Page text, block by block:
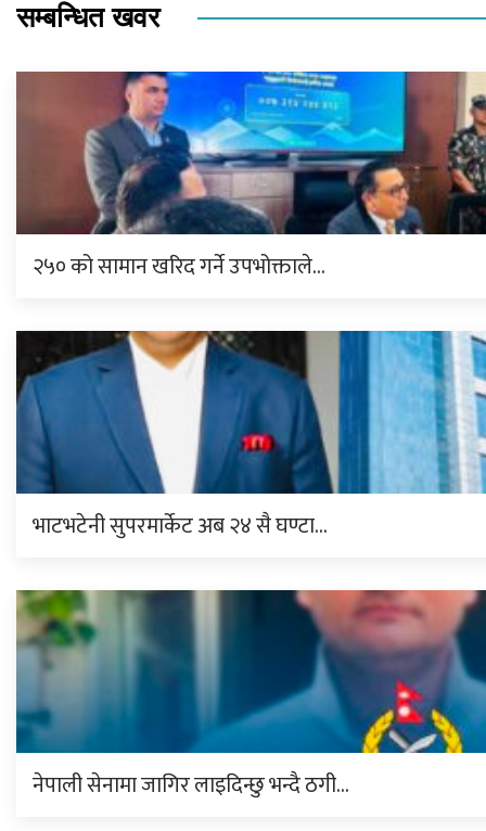
सम्बन्धित खवर
२५० को सामान खरिद गर्ने उपभोक्ताले…
भाटभटेनी सुपरमार्केट अब २४ सै घण्टा…
नेपाली सेनामा जागिर लाइदिन्छु भन्दै ठगी…